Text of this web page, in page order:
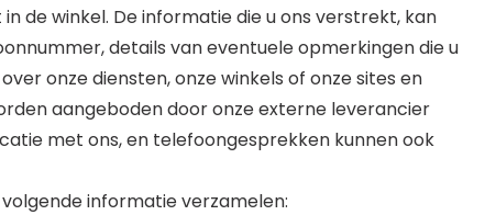
de winkel. De informatie die u ons verstrekt, kan
details van eventuele opmerkingen die u
onze diensten, onze winkels of onze sites en
aangeboden door onze externe leverancier
met ons, en telefoongesprekken kunnen ook
informatie verzamelen: